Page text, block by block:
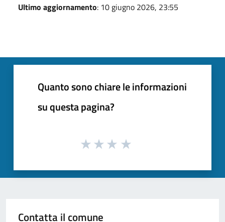
Ultimo aggiornamento: 10 giugno 2026, 23:55
Quanto sono chiare le informazioni
su questa pagina?
Contatta il comune